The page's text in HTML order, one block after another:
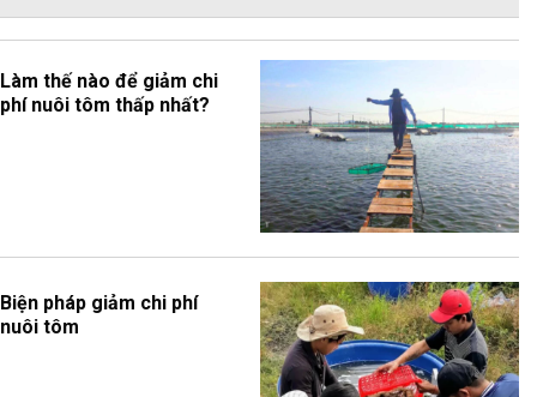
Làm thế nào để giảm chi
phí nuôi tôm thấp nhất?
Biện pháp giảm chi phí
nuôi tôm